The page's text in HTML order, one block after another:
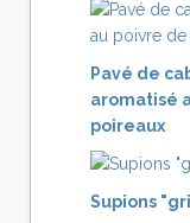
Pavé de
aromatisé
poireaux
Supions